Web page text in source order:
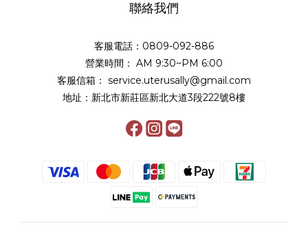
聯絡我們
客服電話：0809-092-886
營業時間： AM 9:30~PM 6:00
客服信箱： service.uterusally@gmail.com
地址：新北市新莊區新北大道3段222號8樓